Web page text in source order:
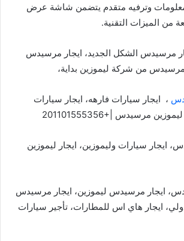
معلومات وترفيه متقدم يتضمن شاشة عرض
من الميزات التقنية.
مرسيدس الشكل الجديد، ايجار مرسيدس
مرسيدس من شركة ليموزين بداية،
، ايجار سيارات فارهه، ايجار سيارات
مرسيدس |+201101555356
ايجار سيارات وليموزين، ايجار ليموزين
ايجار مرسيدس ليموزين، ايجار مرسيدس
ايجار هاي اس للمطارات، تأجير سيارات